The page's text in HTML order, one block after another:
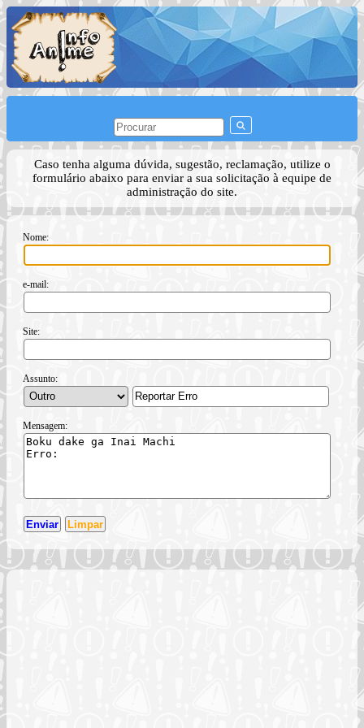
Caso tenha alguma dúvida, sugestão, reclamação, utilize o
formulário abaixo para enviar a sua solicitação à equipe de
administração do site.
Nome:
e-mail:
Site:
Assunto:
Mensagem: